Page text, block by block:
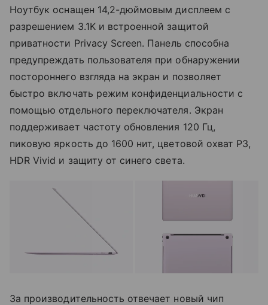
Ноутбук оснащен 14,2-дюймовым дисплеем с
разрешением 3.1K и встроенной защитой
приватности Privacy Screen. Панель способна
предупреждать пользователя при обнаружении
постороннего взгляда на экран и позволяет
быстро включать режим конфиденциальности с
помощью отдельного переключателя. Экран
поддерживает частоту обновления 120 Гц,
пиковую яркость до 1600 нит, цветовой охват P3,
HDR Vivid и защиту от синего света.
За производительность отвечает новый чип